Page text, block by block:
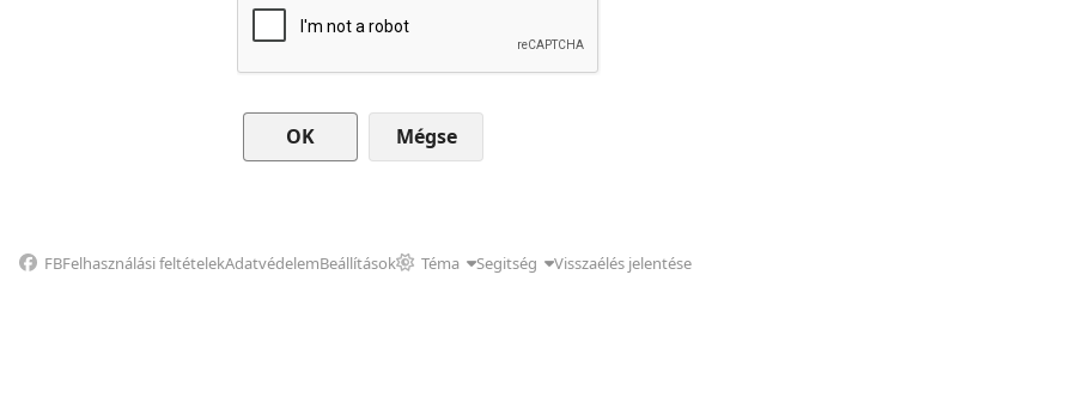
Mégse
FBFelhasználási feltételekAdatvédelemBeállítások Téma Segitség Visszaélés jelentése